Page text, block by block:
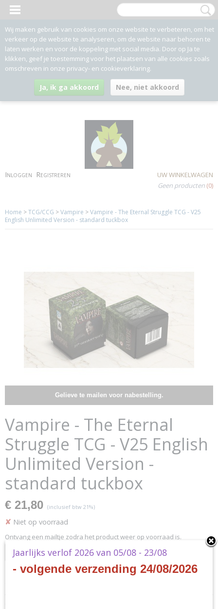
Inloggen Registreren
UW WINKELWAGEN
Geen producten (0)
Home >TCG/CCG >Vampire >Vampire - The Eternal Struggle TCG - V25
English Unlimited Version - standard tuckbox
Gelieve te mailen voor nabestelling.
Vampire - The Eternal
Struggle TCG - V25 English
Unlimited Version -
standard tuckbox
€ 21,80 (inclusief btw 21%)
✘ Niet op voorraad
Ontvang een mailtje zodra het product weer op voorraad is.
Verstuur
Wij maken gebruik van cookies om onze website te verbeteren, om het
verkeer op de website te analyseren, om de website naar behoren te
laten werken en voor de koppeling met social media. Door op Ja te
klikken, geef je toestemming voor het plaatsen van alle cookies zoals
omschreven in onze privacy- en cookieverklaring.
Ja, ik ga akkoord Nee, niet akkoord
Jaarlijks verlof 2026 van 05/08 - 23/08
- volgende verzending 24/08/2026